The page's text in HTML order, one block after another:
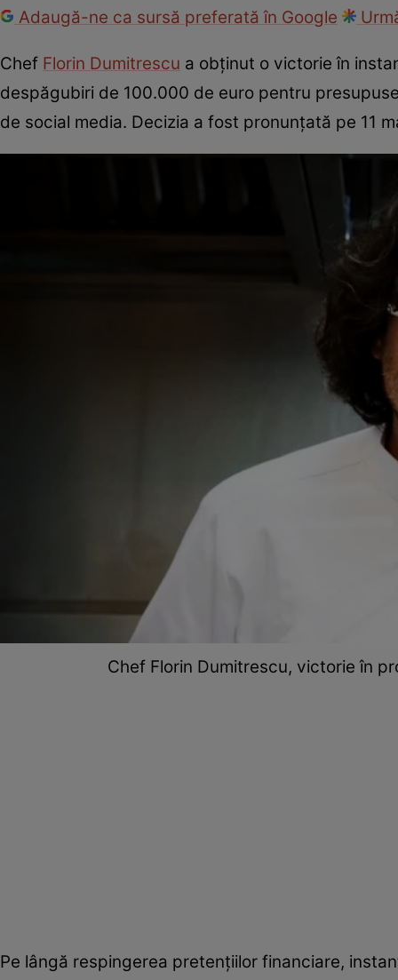
Adaugă-ne ca sursă preferată în Google
Chef Florin Dumitrescu a obținut o victorie în
despăgubiri de 100.000 de euro pentru
de social media. Decizia a fost pronunțată pe 11
Chef Florin Dumitrescu, victorie în
Pe lângă respingerea pretențiilor financiare,